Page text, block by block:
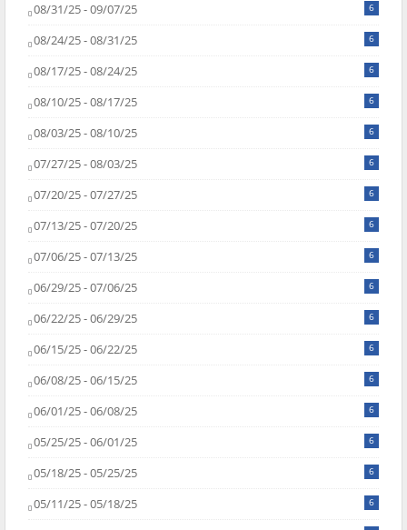
08/31/25 - 09/07/25 6
08/24/25 - 08/31/25 6
08/17/25 - 08/24/25 6
08/10/25 - 08/17/25 6
08/03/25 - 08/10/25 6
07/27/25 - 08/03/25 6
07/20/25 - 07/27/25 6
07/13/25 - 07/20/25 6
07/06/25 - 07/13/25 6
06/29/25 - 07/06/25 6
06/22/25 - 06/29/25 6
06/15/25 - 06/22/25 6
06/08/25 - 06/15/25 6
06/01/25 - 06/08/25 6
05/25/25 - 06/01/25 6
05/18/25 - 05/25/25 6
05/11/25 - 05/18/25 6